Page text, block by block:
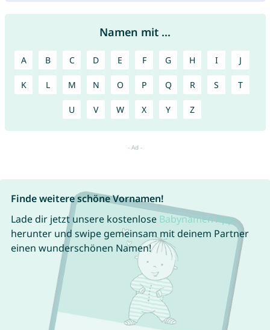
Namen mit ...
A B C D E F G H I J
K L M N O P Q R S T
U V W X Y Z
Finde weitere schöne Vornamen!
Lade dir jetzt unsere kostenlose Babynamen App
herunter und swipe gemeinsam mit deinem Partner
einen wunderschönen Namen!